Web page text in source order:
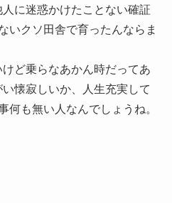
に迷惑かけたことない確証
いクソ田舎で育ったんならま
ど乗らなあかん時だってあ
懐寂しいか、人生充実して
何も無い人なんでしょうね。